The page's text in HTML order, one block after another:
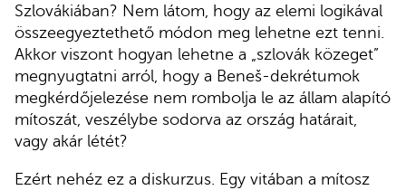
Szlovákiában? Nem látom, hogy az elemi logikával
összeegyeztethető módon meg lehetne ezt tenni.
Akkor viszont hogyan lehetne a „szlovák közeget”
megnyugtatni arról, hogy a Beneš-dekrétumok
megkérdőjelezése nem rombolja le az állam alapító
mítoszát, veszélybe sodorva az ország határait,
vagy akár létét?
Ezért nehéz ez a diskurzus. Egy vitában a mítosz